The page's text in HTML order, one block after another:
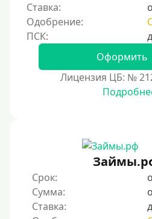
Со страховкой
Повторный
Без обмана
Без номера телефона
Бесплатно и без обязательств
Без звонков и проверок
Ставка:
Одобрение:
Оформить
Лицензия ЦБ: №
Срок:
Сумма:
Ставка: